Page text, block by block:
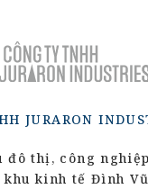
JURARON
đô thị, công
khu kinh tế Đình